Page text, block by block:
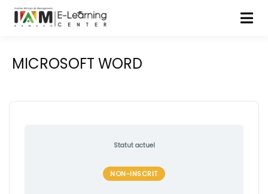
MICROSOFT WORD
Statut actuel
NON-INSCRIT